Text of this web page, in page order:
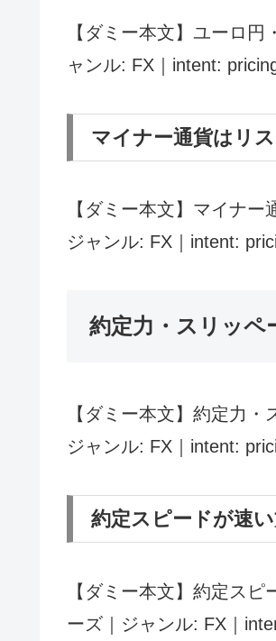
【ダミー本文】ユーロ
ャンル: FX｜intent:
マイナー通貨はリ
【ダミー本文】マイナ
ジャンル: FX｜intent:
約定力・スリッペ
【ダミー本文】約定力
ジャンル: FX｜intent:
約定スピードが速
【ダミー本文】約定ス
ーズ｜ジャンル: FX｜